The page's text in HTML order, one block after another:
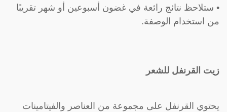
• ستلاحظ نتائج رائعة في غضون أسبوعين أو شهر تقريبًا
من استخدام الوصفة.
زيت القرنفل للشعر
يحتوي القرنفل على مجموعة من العناصر والفيتامينات